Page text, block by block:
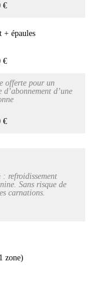
€
+ épaules
€
offerte pour un
d’une
€
: refroidissement
Sans risque de
carnations.
zone)